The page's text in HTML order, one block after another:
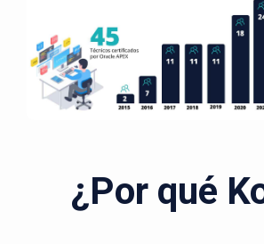
¿Por qué